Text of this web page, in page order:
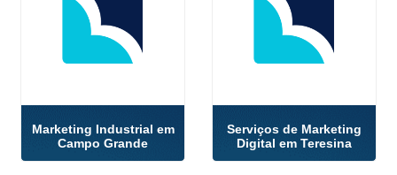
Marketing Industrial em
Campo Grande
Serviços de Marketing
Digital em Teresina